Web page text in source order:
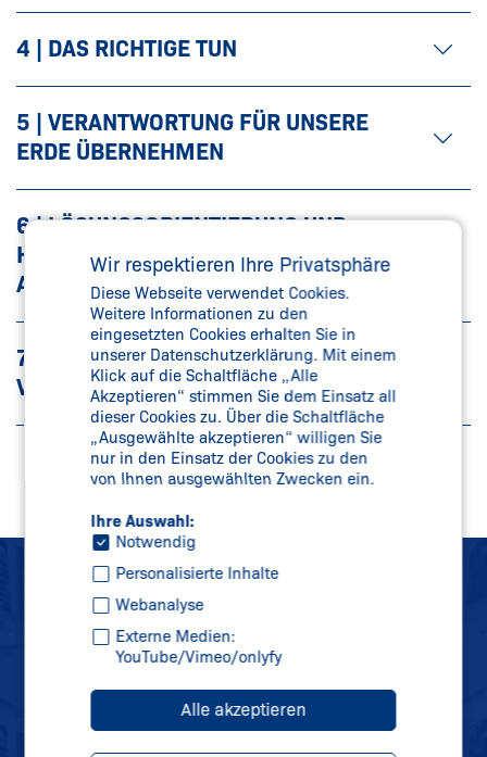
4 | DAS RICHTIGE TUN
5 | VERANTWORTUNG FÜR UNSERE
ERDE ÜBERNEHMEN
6 | LÖSUNGSORIENTIERUNG UND
HÖCHSTLEISTUNGEN SIND UNSER
ANSPRUCH
7 | BEWUSSTSEIN FÜR SOZIALE
VERANTWORTUNG
SCHMERSAL
NEWSLETTER
BLEIBEN SIE AUF DEM
LAUFENDEN
Wir respektieren Ihre Privatsphäre
Diese Webseite verwendet Cookies.
Weitere Informationen zu den
eingesetzten Cookies erhalten Sie in
unserer Datenschutzerklärung. Mit einem
Klick auf die Schaltfläche „Alle
Akzeptieren“ stimmen Sie dem Einsatz all
dieser Cookies zu. Über die Schaltfläche
„Ausgewählte akzeptieren“ willigen Sie
nur in den Einsatz der Cookies zu den
von Ihnen ausgewählten Zwecken ein.
Ihre Auswahl:
Notwendig
Personalisierte Inhalte
Webanalyse
Externe Medien:
YouTube/Vimeo/onlyfy
Alle akzeptieren